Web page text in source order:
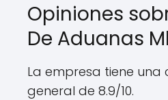
Opiniones
De Aduanas
La empresa tiene una
general de 8.9/10.